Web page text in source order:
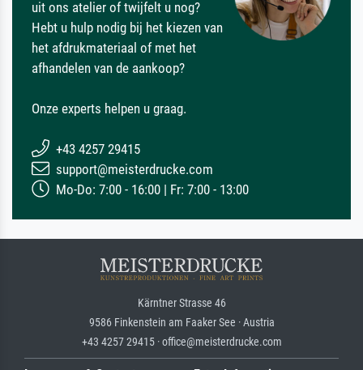
uit ons atelier of twijfelt u nog?
Hebt u hulp nodig bij het kiezen van
het afdrukmateriaal of met het
afhandelen van de aankoop?
Onze experts helpen u graag.
+43 4257 29415
support@meisterdrucke.com
Mo-Do: 7:00 - 16:00 | Fr: 7:00 - 13:00
Kärntner Strasse 46
9586 Finkenstein am Faaker See · Austria
+43 4257 29415 · office@meisterdrucke.com